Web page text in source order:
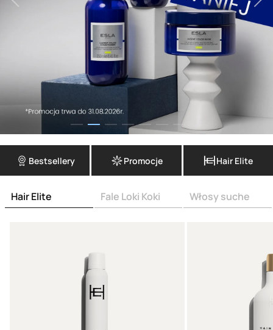
Bestsellery Promocje Hair Elite
Hair Elite Fale Loki Koki Włosy suche